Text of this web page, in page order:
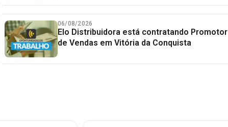
06/08/2026
Elo Distribuidora está contratando Promotor
de Vendas em Vitória da Conquista